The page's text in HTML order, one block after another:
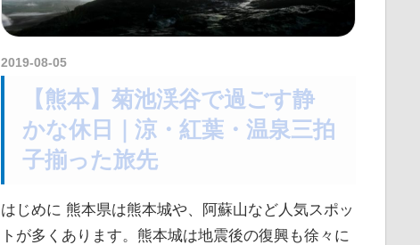
2019-08-05amataViNavi
【熊本】菊池渓谷で過ごす静
かな休日｜涼・紅葉・温泉三拍
子揃った旅先
はじめに 熊本県は熊本城や、阿蘇山など人気スポッ
トが多くあります。熊本城は地震後の復興も徐々に